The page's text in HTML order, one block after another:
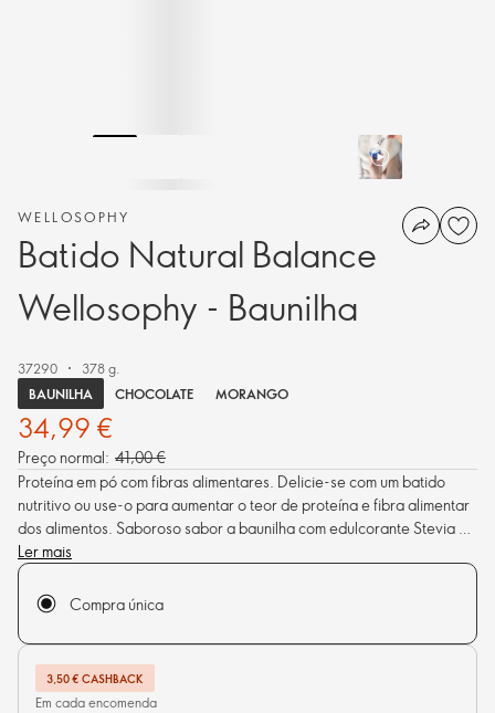
WELLOSOPHY
Batido Natural Balance
Wellosophy - Baunilha
37290
378 g.
BAUNILHA
CHOCOLATE MORANGO
34,99 €
Preço normal: 41,00 €
Proteína em pó com fibras alimentares. Delicie-se com um batido
nutritivo ou use-o para aumentar o teor de proteína e fibra alimentar
dos alimentos. Saboroso sabor a baunilha com edulcorante Stevia de
origem natural.
Ler mais
Compra única
3,50 € CASHBACK
Em cada encomenda